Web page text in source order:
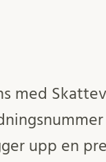
med
upp en